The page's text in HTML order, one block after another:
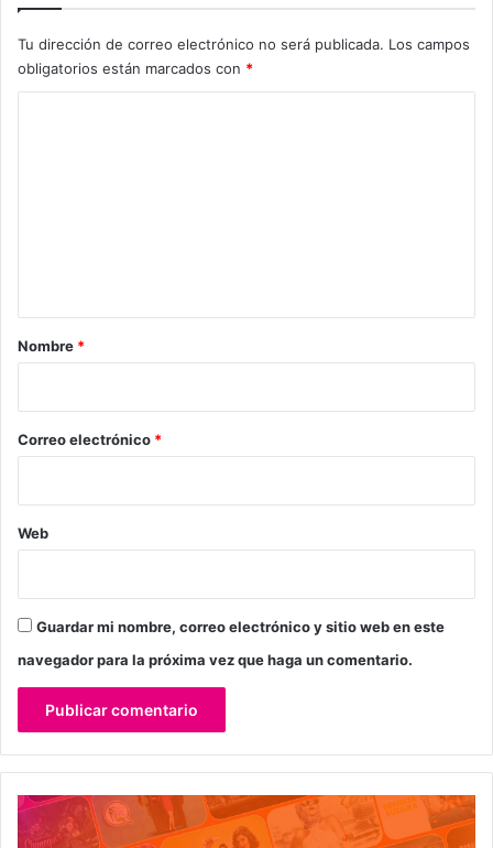
Tu dirección de correo electrónico no será publicada. Los campos
obligatorios están marcados con *
r
*
Nombre *
Correo electrónico *
Web
Guardar mi nombre, correo electrónico y sitio web en este
navegador para la próxima vez que haga un comentario.